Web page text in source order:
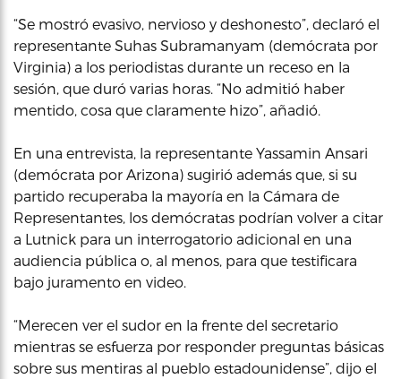
“Se mostró evasivo, nervioso y deshonesto”, declaró el
representante Suhas Subramanyam (demócrata por
Virginia) a los periodistas durante un receso en la
sesión, que duró varias horas. “No admitió haber
mentido, cosa que claramente hizo”, añadió.
En una entrevista, la representante Yassamin Ansari
(demócrata por Arizona) sugirió además que, si su
partido recuperaba la mayoría en la Cámara de
Representantes, los demócratas podrían volver a citar
a Lutnick para un interrogatorio adicional en una
audiencia pública o, al menos, para que testificara
bajo juramento en video.
“Merecen ver el sudor en la frente del secretario
mientras se esfuerza por responder preguntas básicas
sobre sus mentiras al pueblo estadounidense”, dijo el